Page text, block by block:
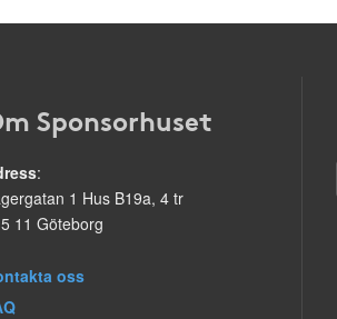
Sponsorhuset
:
1 Hus B19a, 4 tr
11 Göteborg
oss